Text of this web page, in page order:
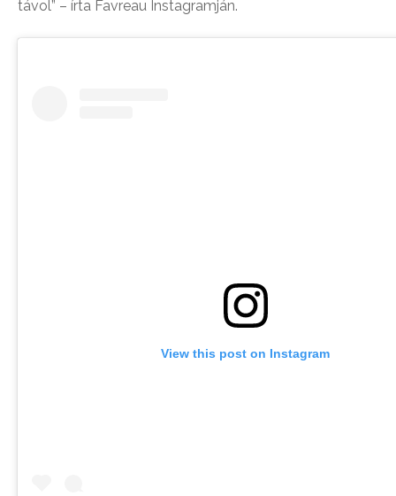
távol” – írta Favreau Instagramján.
View this post on Instagram